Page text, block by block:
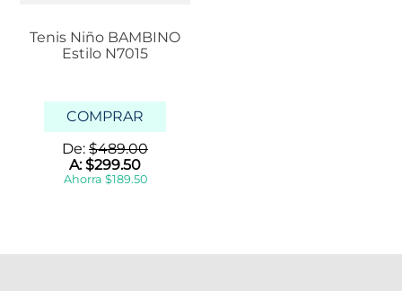
Tenis Niño BAMBINO
Estilo N7015
COMPRAR
De: $489.00
A:$299.50
Ahorra $189.50